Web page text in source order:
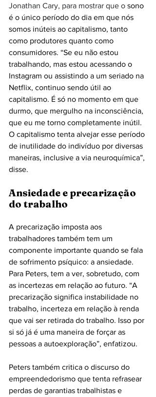
Jonathan Cary, para mostrar que o sono
é o único período do dia em que nós
somos inúteis ao capitalismo, tanto
como produtores quanto como
consumidores. “Se eu não estou
trabalhando, mas estou acessando o
Instagram ou assistindo a um seriado na
Netflix, continuo sendo útil ao
capitalismo. É só no momento em que
durmo, que mergulho na inconsciência,
que eu me torno completamente inútil.
O capitalismo tenta alvejar esse período
de inutilidade do indivíduo por diversas
maneiras, inclusive a via neuroquímica”,
disse.
Ansiedade e precarização
do trabalho
A precarização imposta aos
trabalhadores também tem um
componente importante quando se fala
de sofrimento psíquico: a ansiedade.
Para Peters, tem a ver, sobretudo, com
as incertezas em relação ao futuro. “A
precarização significa instabilidade no
trabalho, incerteza em relação à renda
que vai ser retirada do trabalho. Isso por
si só já é uma maneira de forçar as
pessoas a autoexploração”, enfatizou.
Peters também critica o discurso do
empreendedorismo que tenta refrasear
perdas de garantias trabalhistas e